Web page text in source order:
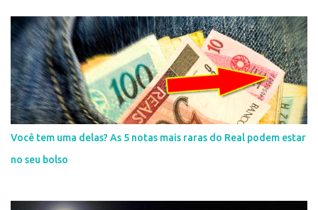
Você tem uma delas? As 5 notas mais raras do Real podem estar
no seu bolso